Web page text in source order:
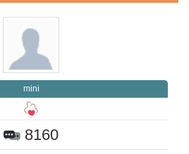
mini
8160